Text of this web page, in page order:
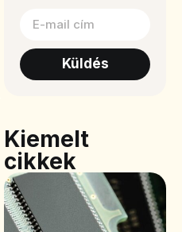
Küldés
Kiemelt
cikkek